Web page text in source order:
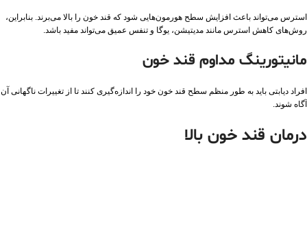
استرس می‌تواند باعث افزایش سطح هورمون‌هایی شود که قند خون را بالا می‌برند. بنابراین،
روش‌های کاهش استرس مانند مدیتیشن، یوگا و تنفس عمیق می‌تواند مفید باشد.
مانیتورینگ مداوم قند خون
افراد دیابتی باید به طور منظم سطح قند خون خود را اندازه‌گیری کنند تا از تغییرات ناگهانی آن
آگاه شوند.
درمان قند خون بالا